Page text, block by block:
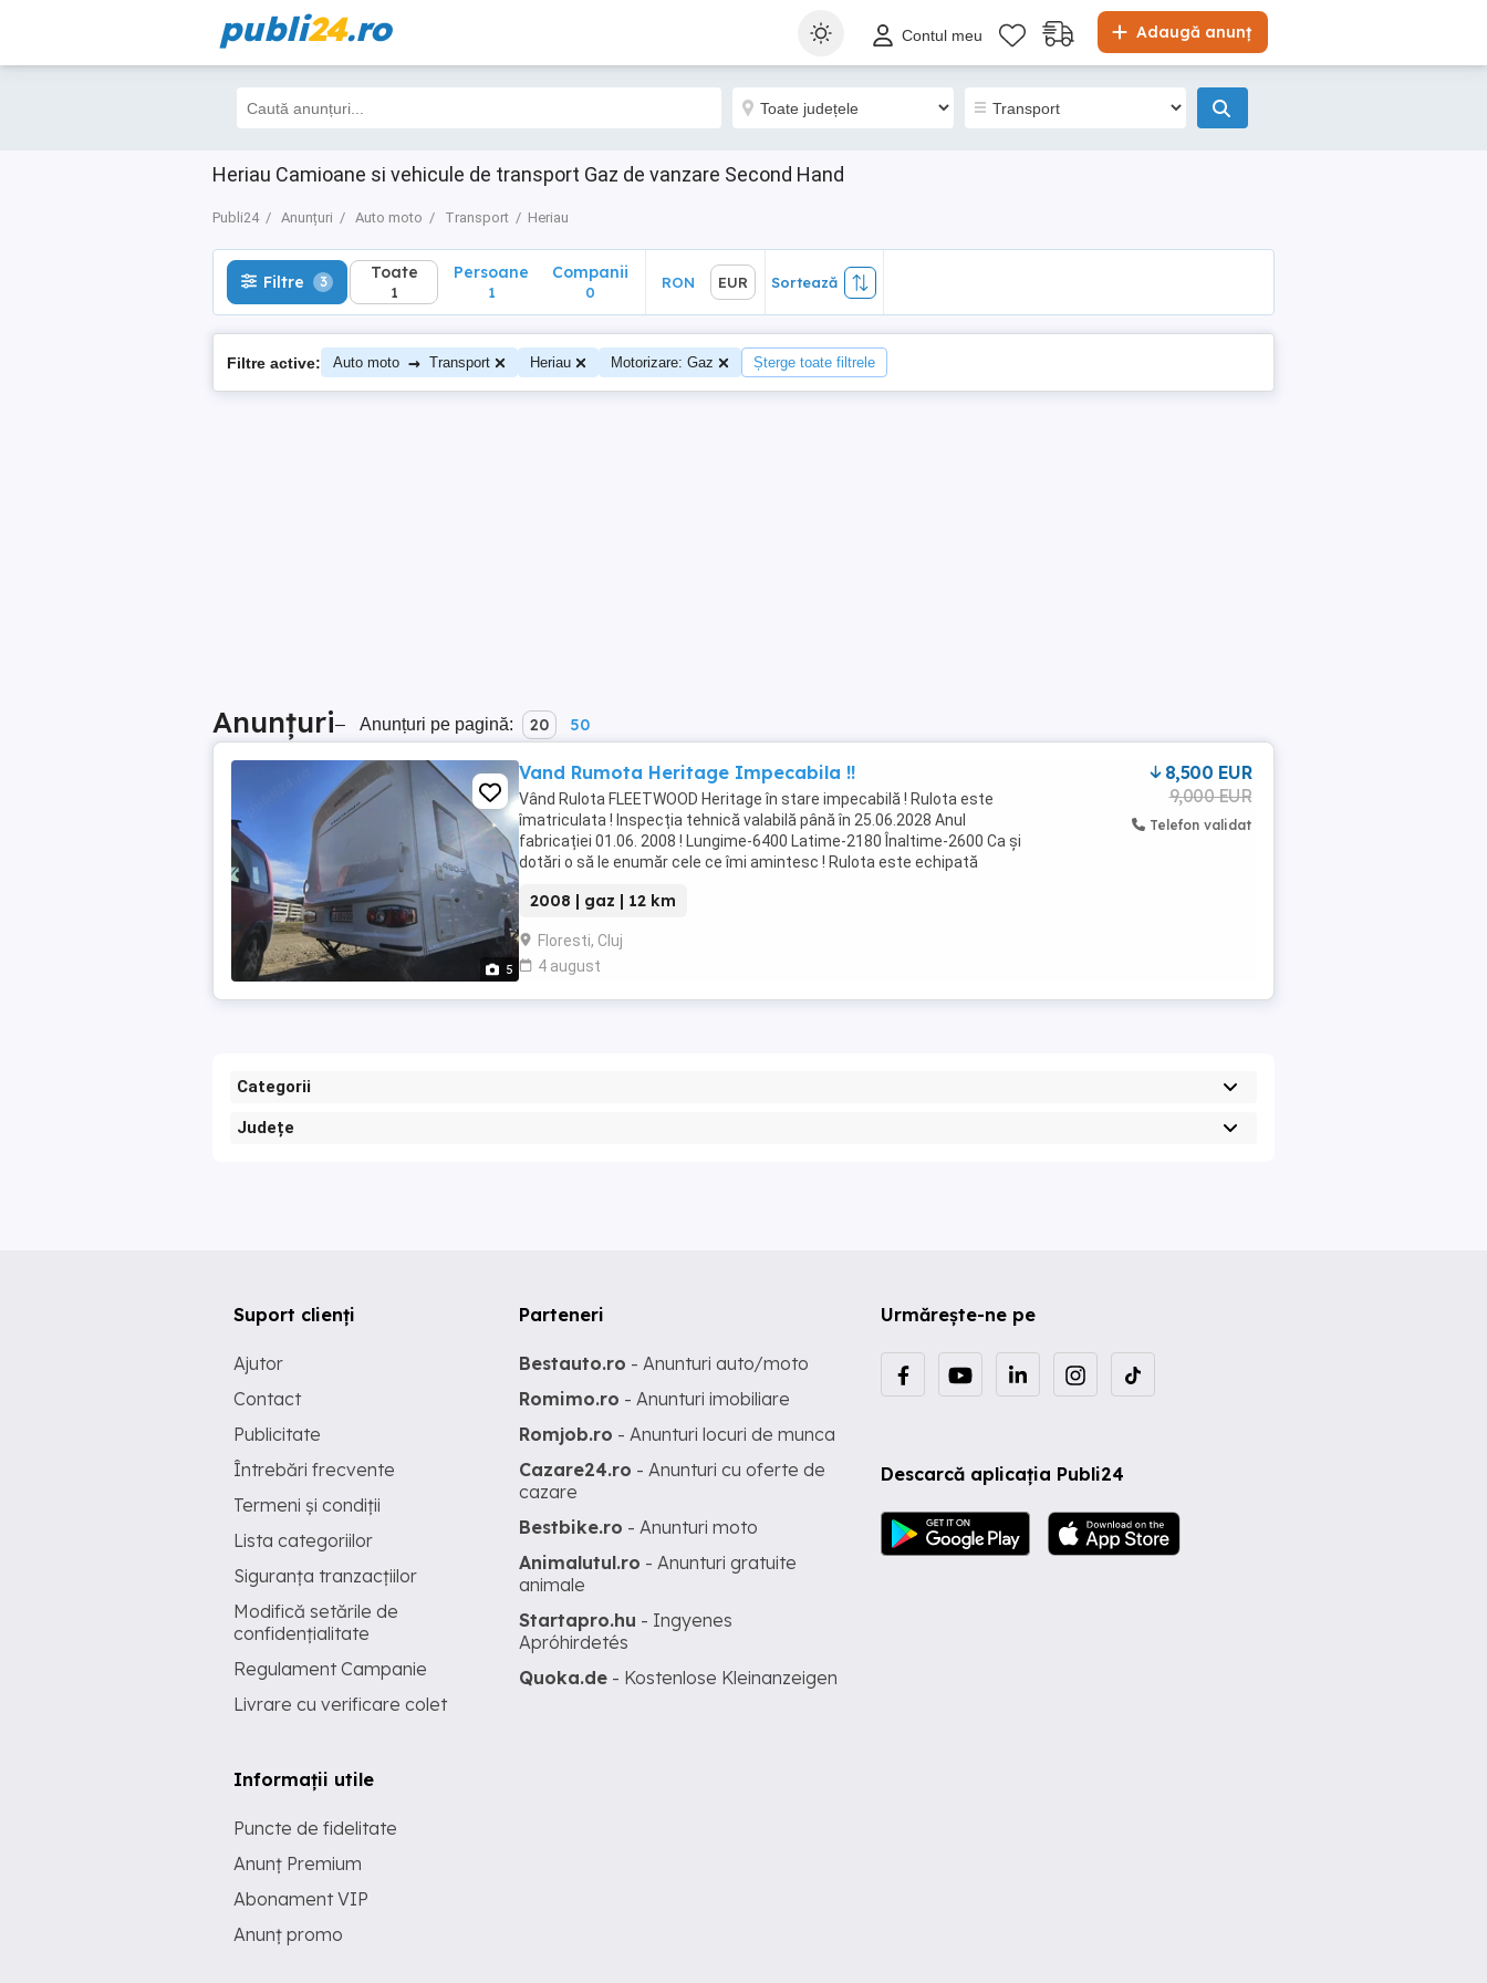
publi24.ro Adaugă anunț
Contul meu
Heriau Camioane si vehicule de transport Gaz de vanzare Second Hand
Publi24 Anunțuri Auto moto Transport Heriau
Filtre 3 Toate
1
Sortează
Filtre 3 Toate
1
Persoane
1
Companii
0
RON EUR Sortează
Filtre active: Auto moto → Transport Heriau Motorizare: Gaz Șterge toate filtrele
Anunțuri– Anunțuri pe pagină: 20 50
5
Vand Rumota Heritage Impecabila !!
Vând Rulota FLEETWOOD Heritage în stare impecabilă ! Rulota este
îmatriculata ! Inspecția tehnică valabilă până în 25.06.2028 Anul
fabricației 01.06. 2008 ! Lungime-6400 Latime-2180 Înaltime-2600 Ca și
dotări o să le enumăr cele ce îmi amintesc ! Rulota este echipată
2008 | gaz | 12 km
Floresti, Cluj
4 august
8,500 EUR
9,000 EUR
Telefon validat
Categorii
Județe
Urmărește-ne pe
Descarcă aplicația Publi24
Suport clienți
Ajutor
Contact
Publicitate
Întrebări frecvente
Termeni și condiții
Lista categoriilor
Siguranța tranzacțiilor
Modifică setările de
confidențialitate
Regulament Campanie
Livrare cu verificare colet
Informații utile
Puncte de fidelitate
Anunț Premium
Abonament VIP
Anunț promo
Parteneri
Bestauto.ro - Anunturi auto/moto
Romimo.ro - Anunturi imobiliare
Romjob.ro - Anunturi locuri de munca
Cazare24.ro - Anunturi cu oferte de
cazare
Bestbike.ro - Anunturi moto
Animalutul.ro - Anunturi gratuite
animale
Startapro.hu - Ingyenes
Apróhirdetés
Quoka.de - Kostenlose Kleinanzeigen